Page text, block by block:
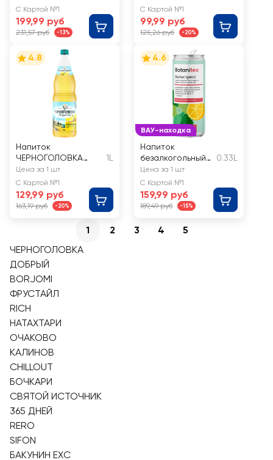
candy
wonderland
газированный
С Картой №1
199,99 руб
231,57 руб -13%
С Картой №1
99,99 руб
125,26 руб -20%
4.8
Напиток
ЧЕРНОГОЛОВКА
Лимонад
Оригинальный
сильногазированный
1L
Цена за 1 шт
С Картой №1
129,99 руб
163,19 руб -20%
ВАУ-находка
4.6
Напиток
безалкогольный
слабогазированн
ый BIOPRACTIKA
Botanitea
Antistress, на
растительном
0.33L
Цена за 1 шт
С Картой №1
159,99 руб
189,49 руб -15%
1 2 3 4
5
ЧЕРНОГОЛОВКА
ДОБРЫЙ
BORJOMI
ФРУСТАЙЛ
RICH
НАТАХТАРИ
ОЧАКОВО
КАЛИНОВ
CHILLOUT
БОЧКАРИ
СВЯТОЙ ИСТОЧНИК
365 ДНЕЙ
RERO
SIFON
БАКУНИН EXC